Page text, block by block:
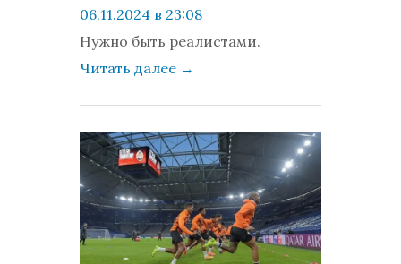
06.11.2024 в 23:08
просмотров: 685
комментариев: 0
Нужно быть реалистами.
Читать далее →